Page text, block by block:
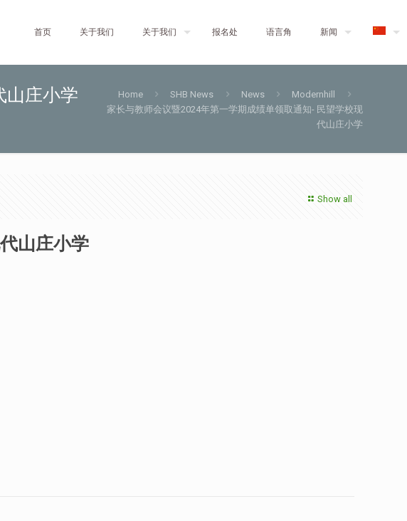
首页 关于我们 关于我们 报名处 语言角 新闻
山庄小学 Home SHB News News
Modernhill
家长与教师会议暨2024年第一学期成绩单领取通知- 民望学校现
代山庄小学
Show all
山庄小学